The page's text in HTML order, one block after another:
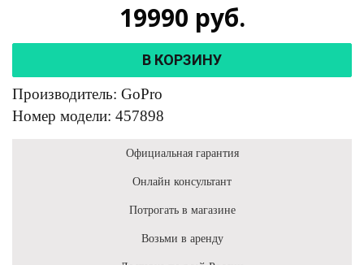
19990 руб.
В КОРЗИНУ
Производитель: GoPro
Номер модели: 457898
Официальная гарантия
Онлайн консультант
Потрогать в магазине
Возьми в аренду